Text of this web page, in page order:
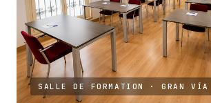
SALLE DE FORMATION · GRAN VÍA